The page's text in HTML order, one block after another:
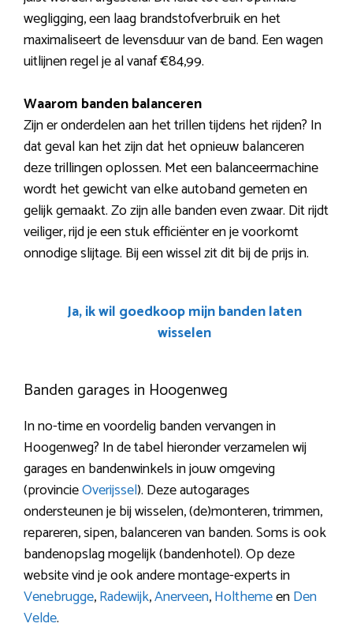
wegligging, een laag brandstofverbruik en het
maximaliseert de levensduur van de band. Een wagen
uitlijnen regel je al vanaf €84,99.
Waarom banden balanceren
Zijn er onderdelen aan het trillen tijdens het rijden? In
dat geval kan het zijn dat het opnieuw balanceren
deze trillingen oplossen. Met een balanceermachine
wordt het gewicht van elke autoband gemeten en
gelijk gemaakt. Zo zijn alle banden even zwaar. Dit rijdt
veiliger, rijd je een stuk efficiënter en je voorkomt
onnodige slijtage. Bij een wissel zit dit bij de prijs in.
Ja, ik wil goedkoop mijn banden laten
wisselen
Banden garages in Hoogenweg
In no-time en voordelig banden vervangen in
Hoogenweg? In de tabel hieronder verzamelen wij
garages en bandenwinkels in jouw omgeving
(provincieOverijssel). Deze autogarages
ondersteunen je bij wisselen, (de)monteren, trimmen,
repareren, sipen, balanceren van banden. Soms is ook
bandenopslag mogelijk (bandenhotel). Op deze
website vind je ook andere montage-experts in
Venebrugge,Radewijk,Anerveen,HolthemeenDen
Velde.